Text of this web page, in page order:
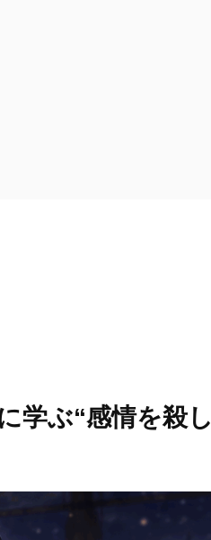
学ぶ“感情を殺し